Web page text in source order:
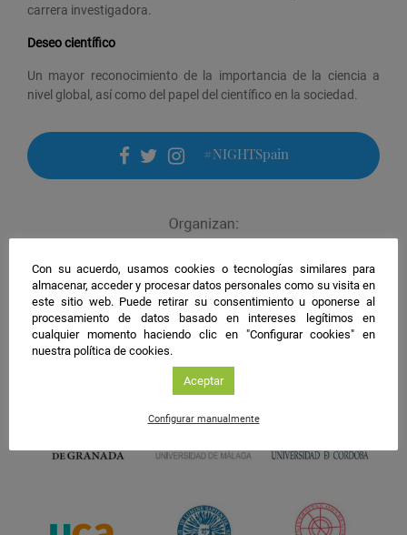
carrera investigadora.
Deseo científico
Un mayor reconocimiento de la importancia de la ciencia a
nivel global, así como del papel del científico en la sociedad.
facebook
twitter
instagram
#NIGHTSpain
Con su acuerdo, usamos cookies o tecnologías similares para
almacenar, acceder y procesar datos personales como su visita en
este sitio web. Puede retirar su consentimiento u oponerse al
procesamiento de datos basado en intereses legítimos en
cualquier momento haciendo clic en "Configurar cookies" en
nuestra política de cookies.
Aceptar
Configurar manualmente